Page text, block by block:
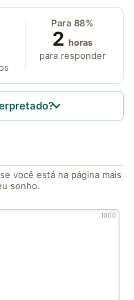
Para 88%
2 horas
para responder
você está na página mais
sonho.
1000